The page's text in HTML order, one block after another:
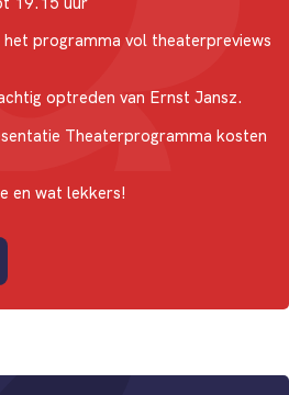
programma vol theaterpreviews
optreden van Ernst Jansz.
Theaterprogramma kosten
en wat lekkers!